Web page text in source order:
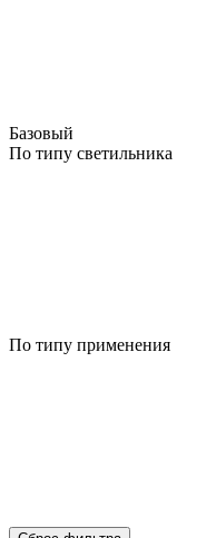
Базовый
По типу светильника
По типу применения